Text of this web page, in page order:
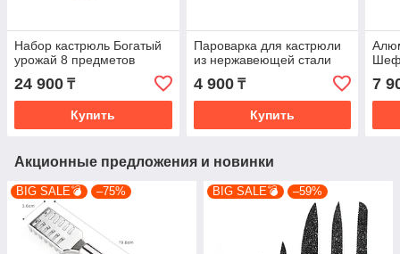
Набор кастрюль Богатый
урожай 8 предметов
24 900 ₸
Купить
Пароварка для кастрюли
из нержавеющей стали
4 900₸
Купить
7
Акционные предложения и новинки
BIG SALE💣 –75% BIG SALE💣 –59%